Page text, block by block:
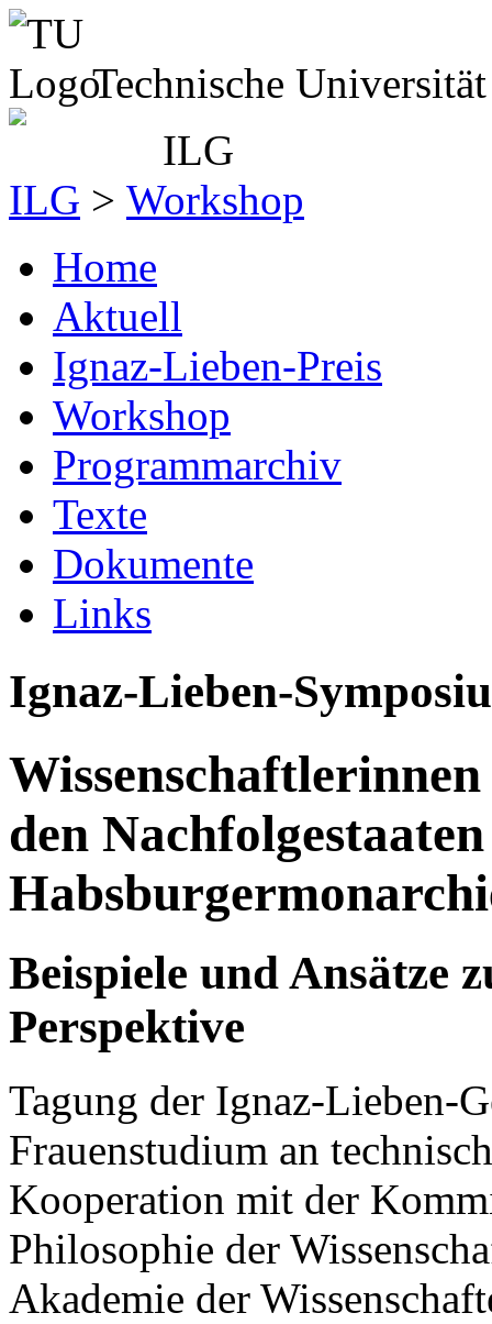
Technische
ILG > Workshop
Home
Aktuell
Ignaz-Lieben-Preis
Workshop
Programmarchiv
Texte
Dokumente
Links
Ignaz-Lieben-
den
Beispiele und Ansätze
Perspektive
Tagung der Ignaz-Lieben-
Frauenstudium an
Kooperation mit der
Philosophie der
Akademie der